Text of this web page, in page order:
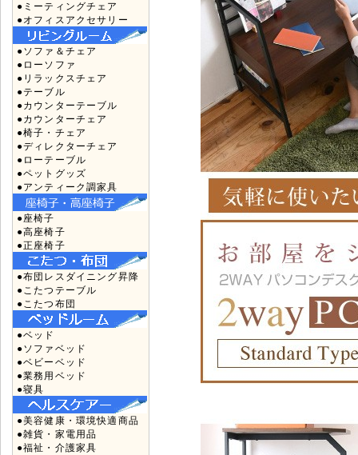
●ミーティングチェア
●オフィスアクセサリー
●ソファ＆チェア
●ローソファ
●リラックスチェア
●テーブル
●カウンターテーブル
●カウンターチェア
●椅子・チェア
●ディレクターチェア
●ローテーブル
●ペットグッズ
●アンティーク調家具
●座椅子
●高座椅子
●正座椅子
●布団レスダイニング昇降
●こたつテーブル
●こたつ布団
●ベッド
●ソファベッド
●ベビーベッド
●業務用ベッド
●寝具
●美容健康・環境快適商品
●雑貨・家電用品
●福祉・介護家具